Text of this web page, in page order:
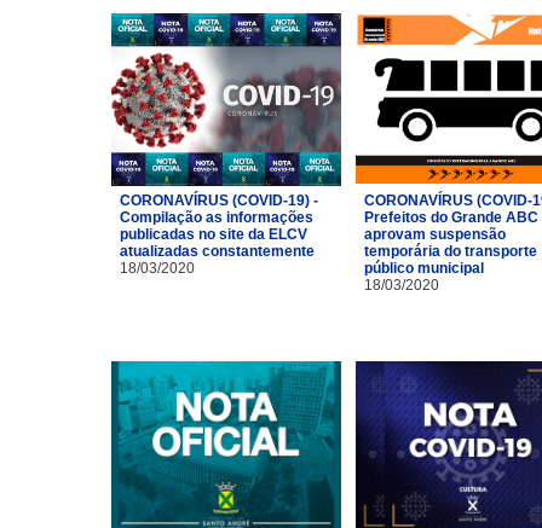
CORONAVÍRUS (COVID-19) -
Compilação as informações
publicadas no site da ELCV
atualizadas constantemente
18/03/2020
CORONAVÍRUS (COVID-
Prefeitos do Grande ABC
aprovam suspensão
temporária do transporte
público municipal
18/03/2020